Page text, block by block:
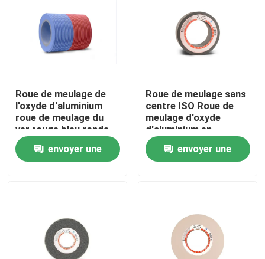
À propos de nous
Contrôle de la qualité
Nous contacter
Abrasifs revêtus
Roue de meulage de
l'oxyde d'aluminium
roue de meulage du
ver rouge bleu ronde
envoyer une
Roue de meulage sans
centre ISO Roue de
meulage d'oxyde
d'aluminium en
céramique
envoyer une